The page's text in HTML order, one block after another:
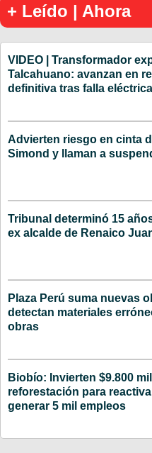
+ Leído | Ahora
VIDEO | Transformador
Talcahuano: avanzan en
definitiva tras falla eléctrica
Advierten riesgo en cinta
Simond y llaman a
Tribunal determinó 15
ex alcalde de Renaico
Plaza Perú suma nuevas
detectan materiales
obras
Biobío: Invierten $9.800
reforestación para
generar 5 mil empleos